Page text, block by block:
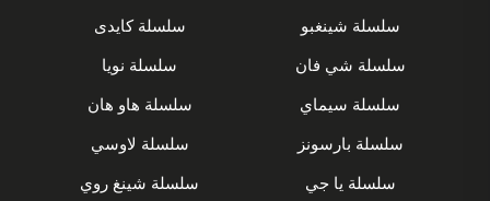
سلسلة شينغبو
سلسلة كايدى
سلسلة شي فان
سلسلة نويا
سلسلة سيماي
سلسلة هاو هان
سلسلة بارسونز
سلسلة لاوسي
سلسلة يا جي
سلسلة شينغ روي